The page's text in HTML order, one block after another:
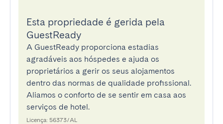
Esta propriedade é gerida pela
GuestReady
A GuestReady proporciona estadias
agradáveis aos hóspedes e ajuda os
proprietários a gerir os seus alojamentos
dentro das normas de qualidade profissional.
Aliamos o conforto de se sentir em casa aos
serviços de hotel.
Licença: 56373/AL